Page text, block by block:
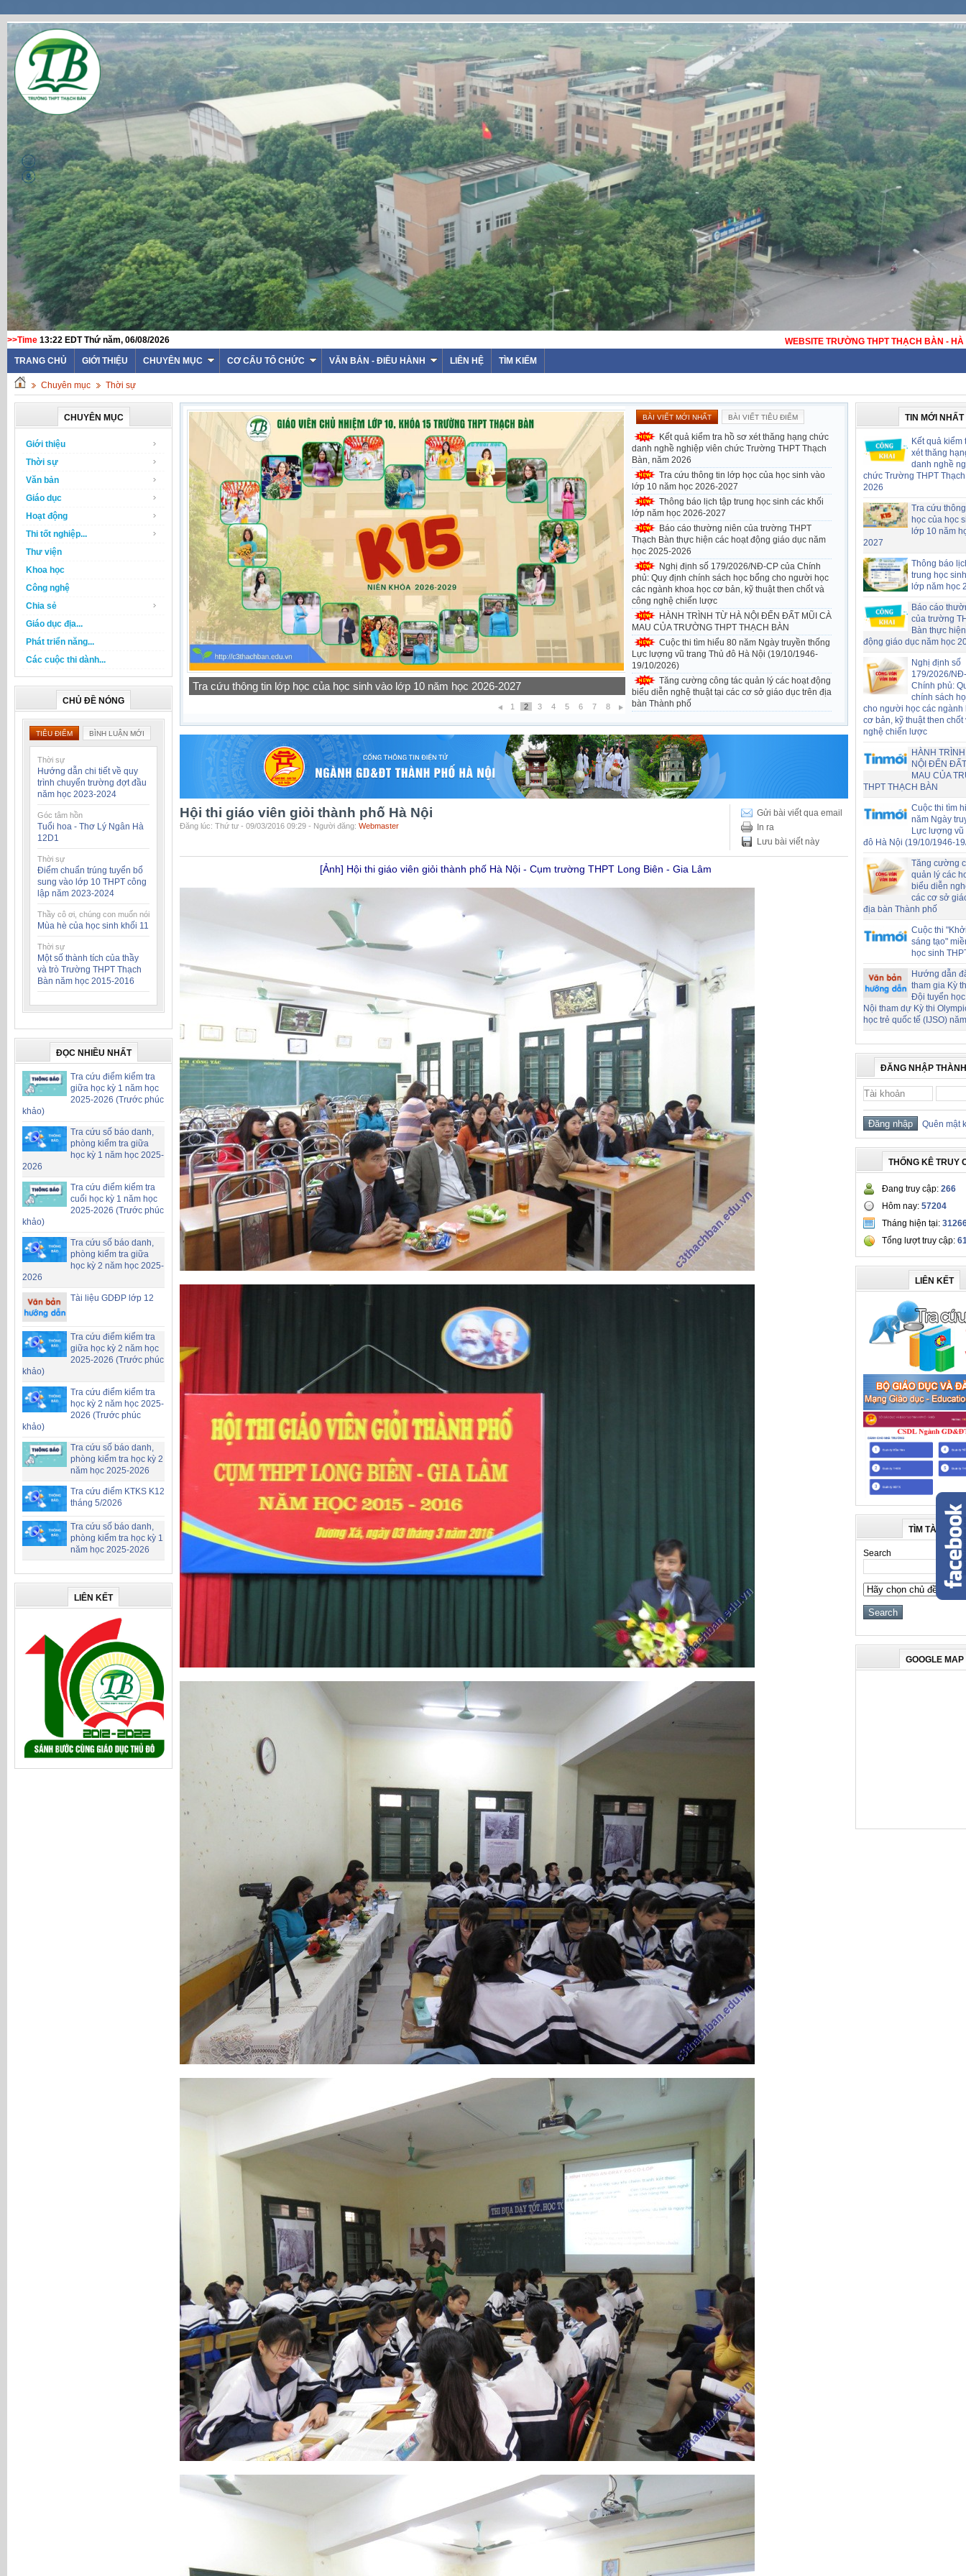
>>Time 13:22 EDT Thứ năm, 06/08/2026
WEBSITE TRƯỜNG THPT THẠCH BÀN - HÀ NỘI - TRƯỜNG
TRANG CHỦ
GIỚI THIỆU CHUYÊN MỤC CƠ CẤU TỔ CHỨC VĂN BẢN - ĐIỀU HÀNH LIÊN HỆ TÌM KIẾM
Chuyên mục Thời sự
CHUYÊN MỤC
Giới thiệu
Thời sự
Văn bản
Giáo dục
Hoạt động
Thi tốt nghiệp...
Thư viện
Khoa học
Công nghệ
Chia sẻ
Giáo dục địa...
Phát triển năng...
Các cuộc thi dành...
CHỦ ĐỀ NÓNG
TIÊU ĐIỂM BÌNH LUẬN MỚI
Thời sự
Hướng dẫn chi tiết về quy
trình chuyển trường đợt đầu
năm học 2023-2024
Góc tâm hồn
Tuổi hoa - Thơ Lý Ngân Hà
12D1
Thời sự
Điểm chuẩn trúng tuyển bổ
sung vào lớp 10 THPT công
lập năm 2023-2024
Thầy cô ơi, chúng con muốn nói
Mùa hè của học sinh khối 11
Thời sự
Một số thành tích của thầy
và trò Trường THPT Thạch
Bàn năm học 2015-2016
ĐỌC NHIỀU NHẤT
Tra cứu điểm kiểm tra
giữa học kỳ 1 năm học
2025-2026 (Trước phúc
khảo)
Tra cứu số báo danh,
phòng kiểm tra giữa
học kỳ 1 năm học 2025-
2026
Tra cứu điểm kiểm tra
cuối học kỳ 1 năm học
2025-2026 (Trước phúc
khảo)
Tra cứu số báo danh,
phòng kiểm tra giữa
học kỳ 2 năm học 2025-
2026
Tài liệu GDĐP lớp 12
Tra cứu điểm kiểm tra
giữa học kỳ 2 năm học
2025-2026 (Trước phúc
khảo)
Tra cứu điểm kiểm tra
học kỳ 2 năm học 2025-
2026 (Trước phúc
khảo)
Tra cứu số báo danh,
phòng kiểm tra học kỳ 2
năm học 2025-2026
Tra cứu điểm KTKS K12
tháng 5/2026
Tra cứu số báo danh,
phòng kiểm tra học kỳ 1
năm học 2025-2026
LIÊN KẾT
Thông báo lịch tập trung học sinh các khối lớp năm học 2026-2027
1 2 3 4 5 6 7 8
BÀI VIẾT MỚI NHẤT BÀI VIẾT TIÊU ĐIỂM
Kết quả kiểm tra hồ sơ xét thăng hạng chức
danh nghề nghiệp viên chức Trường THPT Thạch
Bàn, năm 2026
Tra cứu thông tin lớp học của học sinh vào
lớp 10 năm học 2026-2027
Thông báo lịch tập trung học sinh các khối
lớp năm học 2026-2027
Báo cáo thường niên của trường THPT
Thạch Bàn thực hiện các hoạt động giáo dục năm
học 2025-2026
Nghị định số 179/2026/NĐ-CP của Chính
phủ: Quy định chính sách học bổng cho người học
các ngành khoa học cơ bản, kỹ thuật then chốt và
công nghệ chiến lược
HÀNH TRÌNH TỪ HÀ NỘI ĐẾN ĐẤT MŨI CÀ
MAU CỦA TRƯỜNG THPT THẠCH BÀN
Cuộc thi tìm hiểu 80 năm Ngày truyền thống
Lực lượng vũ trang Thủ đô Hà Nội (19/10/1946-
19/10/2026)
Tăng cường công tác quản lý các hoạt động
biểu diễn nghệ thuật tại các cơ sở giáo dục trên địa
bàn Thành phố
Gửi bài viết qua email
In ra
Lưu bài viết này
Hội thi giáo viên giỏi thành phố Hà Nội
Đăng lúc: Thứ tư - 09/03/2016 09:29 - Người đăng: Webmaster
[Ảnh] Hội thi giáo viên giỏi thành phố Hà Nội - Cụm trường THPT Long Biên - Gia Lâm
TIN MỚI NHẤT
Kết quả kiểm
xét thăng
danh nghề
chức Trường THPT
2026
Tra cứu
học của học
lớp 10 năm
2027
Thông báo
trung học
lớp năm học
Báo cáo
của trường
Bàn thực
động giáo dục năm học
Nghị định số
179/2026/
Chính phủ:
chính sách
cho người học các ngành
cơ bản, kỹ thuật then chốt
nghệ chiến lược
HÀNH
NỘI ĐẾN
MAU CỦA
THPT THẠCH BÀN
Cuộc thi tìm
năm Ngày
Lực lượng vũ
đô Hà Nội (19/10/1946-
Tăng cường
quản lý các
biểu diễn
các cơ sở
địa bàn Thành phố
Cuộc thi
sáng tạo"
học sinh
Hướng dẫn
tham gia Kỳ
Đội tuyển
Nội tham dự Kỳ thi
học trẻ quốc tế (IJSO)
ĐĂNG NHẬP
Quên mật
THỐNG KÊ TRUY
Đang truy cập: 266
Hôm nay: 57204
Tháng hiện tại:
Tổng lượt truy cập:
LIÊN KẾT
TÌM TÀI LIỆU
Search
GOOGLE MAP